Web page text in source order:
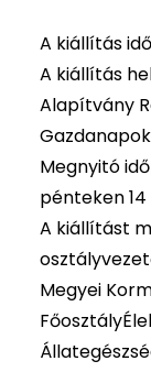
A kiállítás
A kiállítás
Alapítvány
Megnyitó
pénteken 14
A kiállítást
Megyei